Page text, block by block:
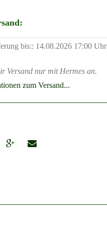
bis:: 14.08.2026 17:00 Uhr
Versand nur mit Hermes an.
zum Versand...